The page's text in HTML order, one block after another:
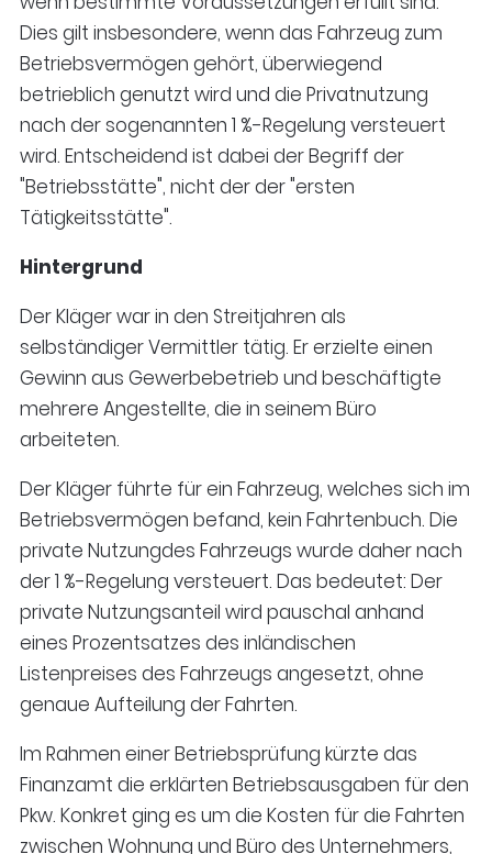
Dies gilt insbesondere, wenn das Fahrzeug zum
Betriebsvermögen gehört, überwiegend
betrieblich genutzt wird und die Privatnutzung
nach der sogenannten 1 %-Regelung versteuert
wird. Entscheidend ist dabei der Begriff der
"Betriebsstätte", nicht der der "ersten
Tätigkeitsstätte".
Hintergrund
Der Kläger war in den Streitjahren als
selbständiger Vermittler tätig. Er erzielte einen
Gewinn aus Gewerbebetrieb und beschäftigte
mehrere Angestellte, die in seinem Büro
arbeiteten.
Der Kläger führte für ein Fahrzeug, welches sich im
Betriebsvermögen befand, kein Fahrtenbuch. Die
private Nutzungdes Fahrzeugs wurde daher nach
der 1 %-Regelung versteuert. Das bedeutet: Der
private Nutzungsanteil wird pauschal anhand
eines Prozentsatzes des inländischen
Listenpreises des Fahrzeugs angesetzt, ohne
genaue Aufteilung der Fahrten.
Im Rahmen einer Betriebsprüfung kürzte das
Finanzamt die erklärten Betriebsausgaben für den
Pkw. Konkret ging es um die Kosten für die Fahrten
zwischen Wohnung und Büro des Unternehmers,